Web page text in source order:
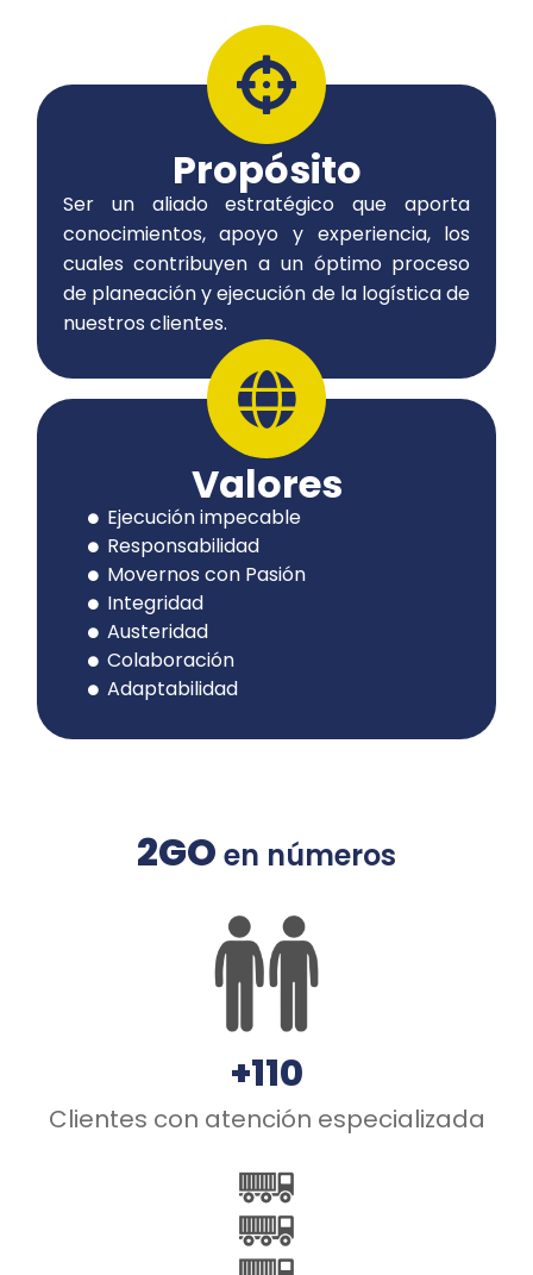
Propósito
Ser un aliado estratégico que aporta
conocimientos, apoyo y experiencia, los
cuales contribuyen a un óptimo proceso
de planeación y ejecución de la logísticade
nuestros clientes.
Valores
Ejecución impecable
Responsabilidad
Movernos con Pasión
Integridad
Austeridad
Colaboración
Adaptabilidad
2GO en números
+110
Clientes con atención especializada